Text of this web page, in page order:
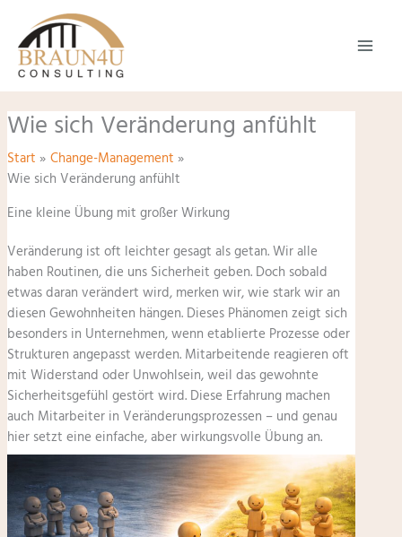
Inhalt
springen
Wie sich Veränderung anfühlt
Start
Change-Management
Wie sich Veränderung anfühlt
Eine kleine Übung mit großer Wirkung
Veränderung ist oft leichter gesagt als getan. Wir alle
haben Routinen, die uns Sicherheit geben. Doch sobald
etwas daran verändert wird, merken wir, wie stark wir an
diesen Gewohnheiten hängen. Dieses Phänomen zeigt sich
besonders in Unternehmen, wenn etablierte Prozesse oder
Strukturen angepasst werden. Mitarbeitende reagieren oft
mit Widerstand oder Unwohlsein, weil das gewohnte
Sicherheitsgefühl gestört wird. Diese Erfahrung machen
auch Mitarbeiter in Veränderungsprozessen – und genau
hier setzt eine einfache, aber wirkungsvolle Übung an.